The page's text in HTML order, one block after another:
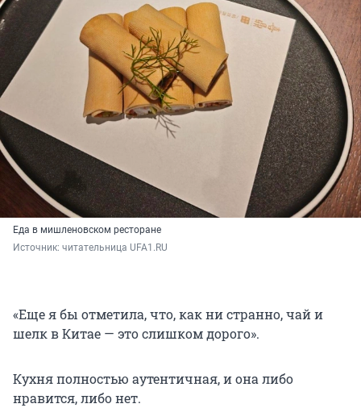
Еда в мишленовском ресторане
Источник: читательница UFA1.RU
«Еще я бы отметила, что, как ни странно, чай и
шелк в Китае — это слишком дорого».
Кухня полностью аутентичная, и она либо
нравится, либо нет.